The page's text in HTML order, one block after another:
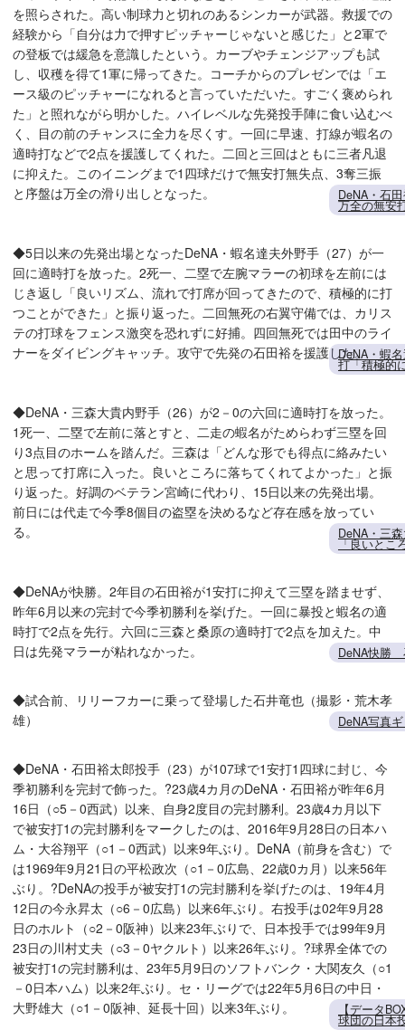
を照らされた。高い制球力と切れのあるシンカーが武器。救援での
経験から「自分は力で押すピッチャーじゃないと感じた」と2軍で
の登板では緩急を意識したという。カーブやチェンジアップも試
し、収穫を得て1軍に帰ってきた。コーチからのプレゼンでは「エ
ース級のピッチャーになれると言っていただいた。すごく褒められ
た」と照れながら明かした。ハイレベルな先発投手陣に食い込むべ
く、目の前のチャンスに全力を尽くす。一回に早速、打線が蝦名の
適時打などで2点を援護してくれた。二回と三回はともに三者凡退
に抑えた。このイニングまで1四球だけで無安打無失点、3奪三振
と序盤は万全の滑り出しとなった。
DeNA・石
万全の無安
◆5日以来の先発出場となったDeNA・蝦名達夫外野手（27）が一
回に適時打を放った。2死一、二塁で左腕マラーの初球を左前には
じき返し「良いリズム、流れで打席が回ってきたので、積極的に打
つことができた」と振り返った。二回無死の右翼守備では、カリス
テの打球をフェンス激突を恐れずに好捕。四回無死では田中のライ
ナーをダイビングキャッチ。攻守で先発の石田裕を援護した。DeNA・蝦
打「積極的
◆DeNA・三森大貴内野手（26）が2－0の六回に適時打を放った。
1死一、二塁で左前に落とすと、二走の蝦名がためらわず三塁を回
り3点目のホームを踏んだ。三森は「どんな形でも得点に絡みたい
と思って打席に入った。良いところに落ちてくれてよかった」と振
り返った。好調のベテラン宮崎に代わり、15日以来の先発出場。
前日には代走で今季8個目の盗塁を決めるなど存在感を放ってい
る。
DeNA・三
「良いとこ
◆DeNAが快勝。2年目の石田裕が1安打に抑えて三塁を踏ませず、
昨年6月以来の完封で今季初勝利を挙げた。一回に暴投と蝦名の適
時打で2点を先行。六回に三森と桑原の適時打で2点を加えた。中
日は先発マラーが粘れなかった。
DeNA快勝
◆試合前、リリーフカーに乗って登場した石井竜也（撮影・荒木孝
雄）
DeNA写真
◆DeNA・石田裕太郎投手（23）が107球で1安打1四球に封じ、今
季初勝利を完封で飾った。?23歳4カ月のDeNA・石田裕が昨年6月
16日（○5－0西武）以来、自身2度目の完封勝利。23歳4カ月以下
で被安打1の完封勝利をマークしたのは、2016年9月28日の日本ハ
ム・大谷翔平（○1－0西武）以来9年ぶり。DeNA（前身を含む）で
は1969年9月21日の平松政次（○1－0広島、22歳0カ月）以来56年
ぶり。?DeNAの投手が被安打1の完封勝利を挙げたのは、19年4月
12日の今永昇太（○6－0広島）以来6年ぶり。右投手は02年9月28
日のホルト（○2－0阪神）以来23年ぶりで、日本投手では99年9月
23日の川村丈夫（○3－0ヤクルト）以来26年ぶり。?球界全体での
被安打1の完封勝利は、23年5月9日のソフトバンク・大関友久（○1
－0日本ハム）以来2年ぶり。セ・リーグでは22年5月6日の中日・
大野雄大（○1－0阪神、延長十回）以来3年ぶり。
【データ
球団の日本